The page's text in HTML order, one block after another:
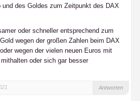
und des Goldes zum Zeitpunkt des DAX
oder schneller entsprechend zum
wegen der großen Zahlen beim DAX
wegen der vielen neuen Euros mit
oder sich gar besser
Antworten